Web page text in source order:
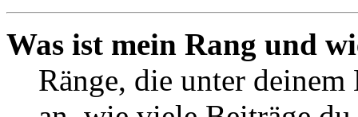
Was ist mein Rang und
Ränge, die unter deinem